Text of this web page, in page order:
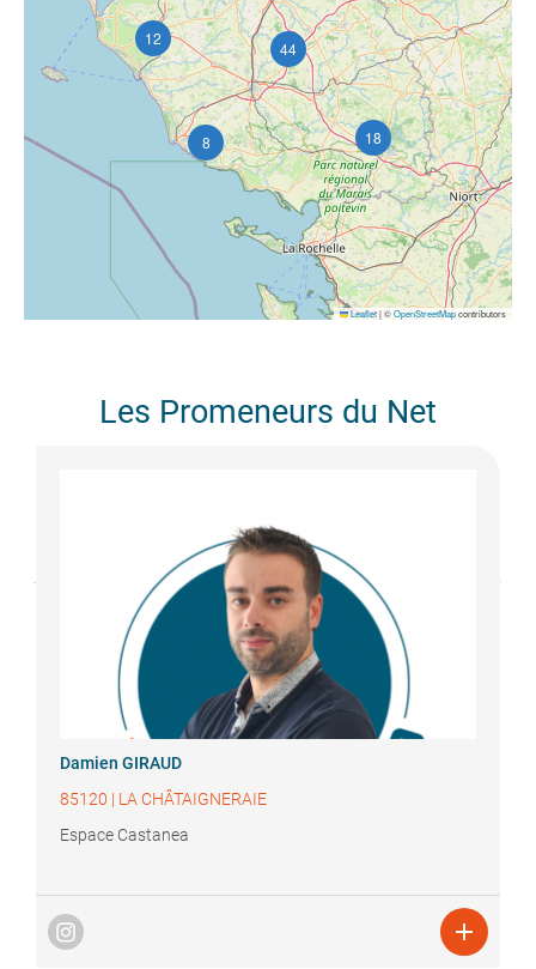
18
12
8
44
Leaflet|©OpenStreetMapcontributors
Les Promeneurs du Net
Damien GIRAUD
85120 | LA CHÂTAIGNERAIE
Espace Castanea
